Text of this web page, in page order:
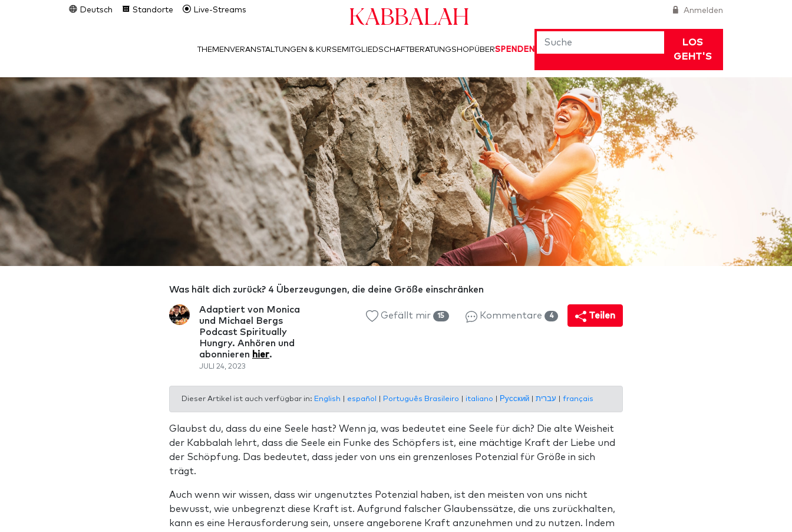
Anmelden
Deutsch Standorte Live-Streams Kabbalah
LOS
GEHT'S
THEMENVERANSTALTUNGEN & KURSEMITGLIEDSCHAFTBERATUNGSHOPÜBERSPENDEN
Was hält dich zurück? 4 Überzeugungen, die deine Größe einschränken
Adaptiert von Monica
und Michael Bergs
Podcast Spiritually
Hungry. Anhören und
abonnieren hier.
JULI 24, 2023
Gefällt mir 15 Kommentare 4 Teilen
Dieser Artikel ist auch verfügbar in: English español Português Brasileiro italiano Русский français
Glaubst du, dass du eine Seele hast? Wenn ja, was bedeutet eine Seele für dich? Die alte Weisheit
der Kabbalah lehrt, dass die Seele ein Funke des Schöpfers ist, eine mächtige Kraft der Liebe und
der Schöpfung. Das bedeutet, dass jeder von uns ein grenzenloses Potenzial für Größe in sich
trägt.
Auch wenn wir wissen, dass wir ungenutztes Potenzial haben, ist den meisten von uns nicht
bewusst, wie unbegrenzt diese Kraft ist. Aufgrund falscher Glaubenssätze, die uns zurückhalten,
kann es eine Herausforderung sein, unsere angeborene Kraft anzunehmen und zu nutzen. Indem